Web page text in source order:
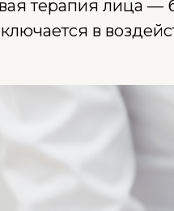
терапия лица —
в